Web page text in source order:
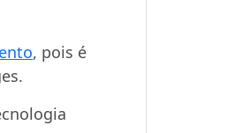
, pois é